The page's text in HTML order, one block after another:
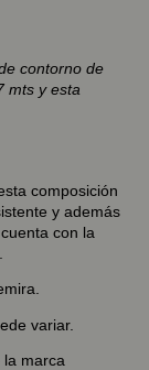
contorno de
mts y esta
composición
y además
con la
variar.
la marca